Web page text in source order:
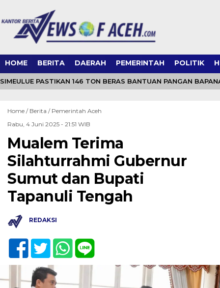
HOME BERITA DAERAH PEMERINTAH POLITIK
PASTIKAN 146 TON BERAS BANTUAN PANGAN
Home / Berita / Pemerintah Aceh
Rabu, 4 Juni 2025 - 21:51 WIB
Mualem Terima
Silahturrahmi Gubernur
Sumut dan Bupati
Tapanuli Tengah
REDAKSI